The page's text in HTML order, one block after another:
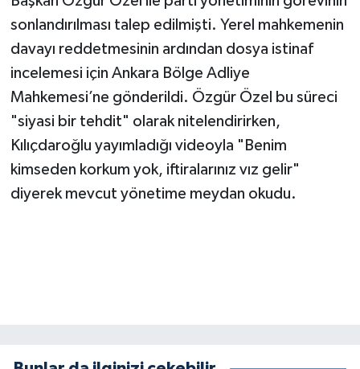
sonlandırılması talep edilmişti. Yerel mahkemenin
davayı reddetmesinin ardından dosya istinaf
incelemesi için Ankara Bölge Adliye
Mahkemesi’ne gönderildi. Özgür Özel bu süreci
"siyasi bir tehdit" olarak nitelendirirken,
Kılıçdaroğlu yayımladığı videoyla "Benim
kimseden korkum yok, iftiralarınız vız gelir"
diyerek mevcut yönetime meydan okudu.